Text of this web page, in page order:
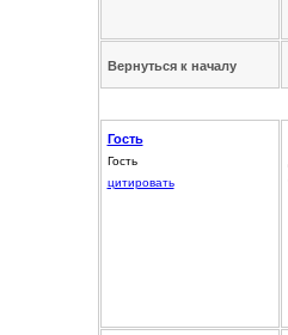
Вернуться к началу
Гость
Гость
цитировать